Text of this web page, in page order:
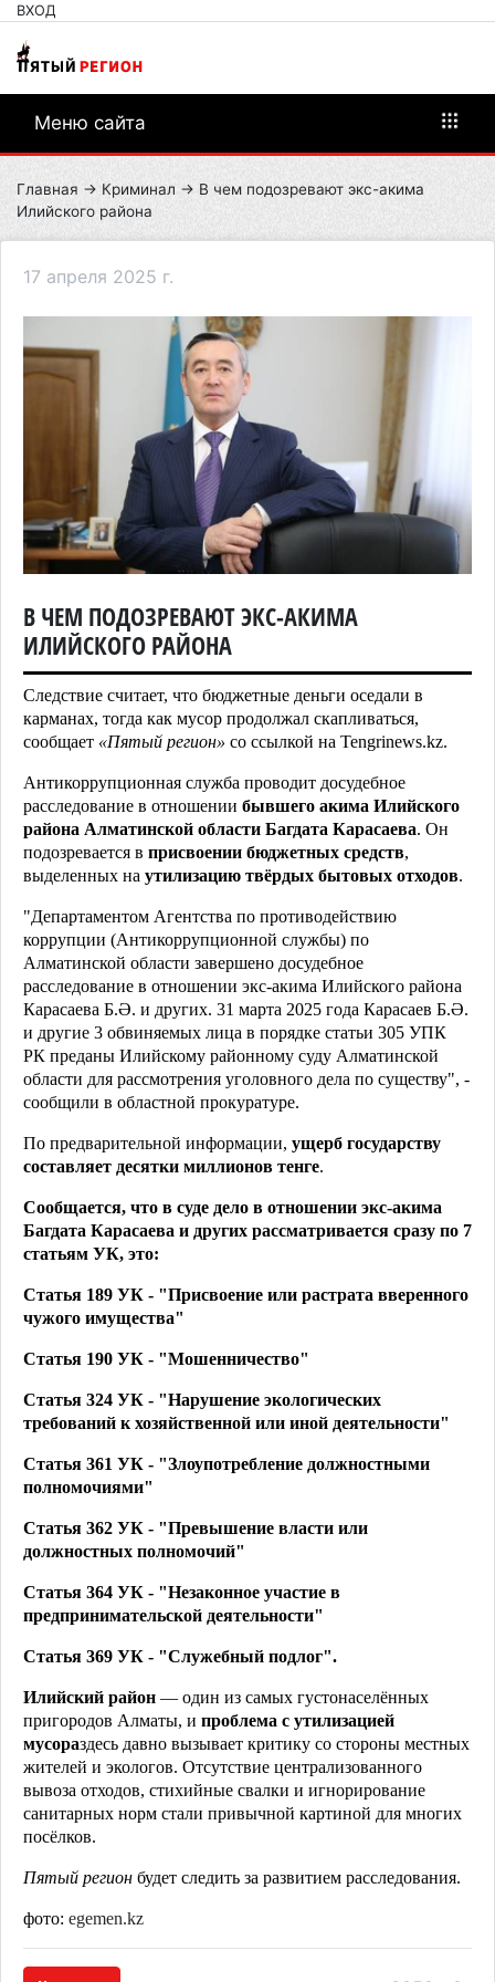
ВХОД
Меню сайта
Главная → Криминал → В чем подозревают экс-акима
Илийского района
17 апреля 2025 г.
В ЧЕМ ПОДОЗРЕВАЮТ ЭКС-АКИМА
ИЛИЙСКОГО РАЙОНА
Следствие считает, что бюджетные деньги оседали в
карманах, тогда как мусор продолжал скапливаться,
сообщает «Пятый регион» со ссылкой на Tengrinews.kz.
Антикоррупционная служба проводит досудебное
расследование в отношении бывшего акима Илийского
района Алматинской области Багдата Карасаева. Он
подозревается в присвоении бюджетных средств,
выделенных на утилизацию твёрдых бытовых отходов.
"Департаментом Агентства по противодействию
коррупции (Антикоррупционной службы) по
Алматинской области завершено досудебное
расследование в отношении экс-акима Илийского района
Карасаева Б.Ә. и других. 31 марта 2025 года Карасаев Б.Ә.
и другие 3 обвиняемых лица в порядке статьи 305 УПК
РК преданы Илийскому районному суду Алматинской
области для рассмотрения уголовного дела по существу", -
сообщили в областной прокуратуре.
По предварительной информации, ущерб государству
составляет десятки миллионов тенге.
Сообщается, что в суде дело в отношении экс-акима
Багдата Карасаева и других рассматривается сразу по 7
статьям УК, это:
Статья 189 УК - "Присвоение или растрата вверенного
чужого имущества"
Статья 190 УК - "Мошенничество"
Статья 324 УК - "Нарушение экологических
требований к хозяйственной или иной деятельности"
Статья 361 УК - "Злоупотребление должностными
полномочиями"
Статья 362 УК - "Превышение власти или
должностных полномочий"
Статья 364 УК - "Незаконное участие в
предпринимательской деятельности"
Статья 369 УК - "Служебный подлог".
Илийский район — один из самых густонаселённых
пригородов Алматы, и проблема с утилизацией
мусораздесь давно вызывает критику со стороны местных
жителей и экологов. Отсутствие централизованного
вывоза отходов, стихийные свалки и игнорирование
санитарных норм стали привычной картиной для многих
посёлков.
Пятый регион будет следить за развитием расследования.
фото: egemen.kz